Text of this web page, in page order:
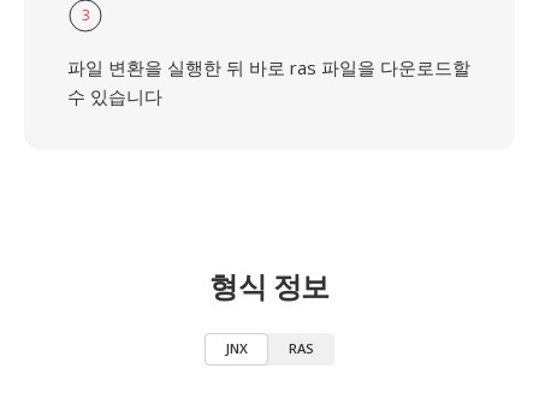
3
파일 변환을 실행한 뒤 바로 ras 파일을 다운로드할
수 있습니다
형식 정보
JNX RAS